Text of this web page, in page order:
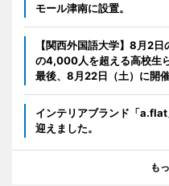
モール津南に設置。
【関西外国語大学】8月2
の4,000人を超える高校生
最後、8月22日（土）に開
インテリアブランド「
迎えました。
も